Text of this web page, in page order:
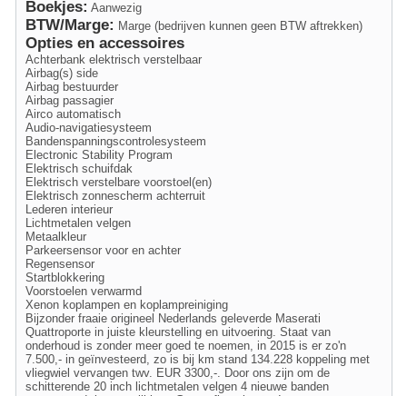
Boekjes: Aanwezig
BTW/Marge: Marge (bedrijven kunnen geen BTW aftrekken)
Opties en accessoires
Achterbank elektrisch verstelbaar
Airbag(s) side
Airbag bestuurder
Airbag passagier
Airco automatisch
Audio-navigatiesysteem
Bandenspanningscontrolesysteem
Electronic Stability Program
Elektrisch schuifdak
Elektrisch verstelbare voorstoel(en)
Elektrisch zonnescherm achterruit
Lederen interieur
Lichtmetalen velgen
Metaalkleur
Parkeersensor voor en achter
Regensensor
Startblokkering
Voorstoelen verwarmd
Xenon koplampen en koplampreiniging
Bijzonder fraaie origineel Nederlands geleverde Maserati
Quattroporte in juiste kleurstelling en uitvoering. Staat van
onderhoud is zonder meer goed te noemen, in 2015 is er zo'n
7.500,- in geïnvesteerd, zo is bij km stand 134.228 koppeling met
vliegwiel vervangen twv. EUR 3300,-. Door ons zijn om de
schitterende 20 inch lichtmetalen velgen 4 nieuwe banden